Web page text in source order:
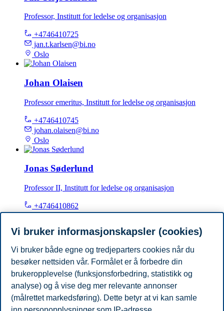
Professor, Institutt for ledelse og organisasjon
+4746410725
jan.t.karlsen@bi.no
Oslo
Johan Olaisen
Professor emeritus, Institutt for ledelse og organisasjon
+4746410745
johan.olaisen@bi.no
Oslo
Jonas Søderlund
Professor II, Institutt for ledelse og organisasjon
+4746410862
jonas.soderlund@bi.no
Oslo
Ralf Müller
Professor emeritus, Institutt for ledelse og organisasjon
+46706891040
ralf.muller@bi.no
Vi bruker informasjonskapsler (cookies)
Vi bruker både egne og tredjeparters cookies når du
besøker nettsiden vår. Formålet er å forbedre din
brukeropplevelse (funksjonsforbedring, statistikk og
analyse) og å vise deg mer relevante annonser
(målrettet markedsføring). Dette betyr at vi kan samle